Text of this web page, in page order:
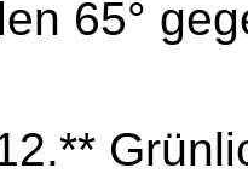
65°